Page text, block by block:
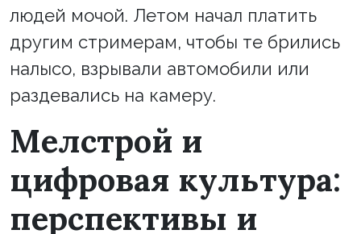
людей мочой. Летом начал платить
другим стримерам, чтобы те брились
налысо, взрывали автомобили или
раздевались на камеру.
Мелстрой и
цифровая культура:
перспективы и